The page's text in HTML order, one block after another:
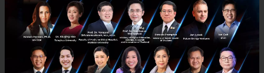
RELATED ARTICLE